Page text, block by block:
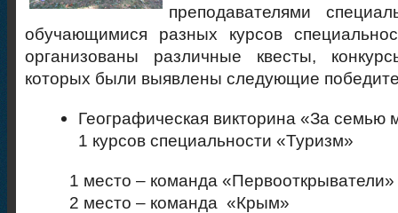
преподавателями
обучающимися разных курсов
организованы различные квесты,
которых были выявлены следующие
Географическая викторина «За семью
1 курсов специальности «Туризм»
1 место – команда «Первооткрыватели»
2 место – команда «Крым»